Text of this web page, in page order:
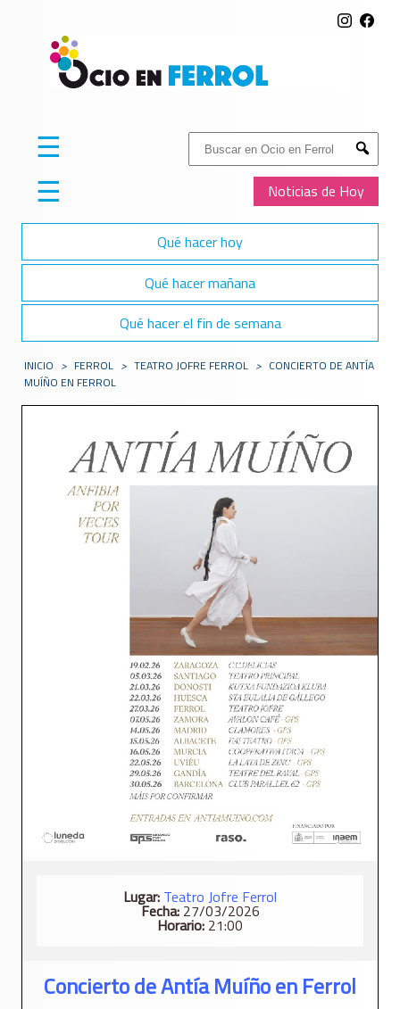
Buscar:
Submit
Noticias de Hoy
☰
☰
Qué hacer hoy
Qué hacer mañana
Qué hacer el fin de semana
INICIO > FERROL > TEATRO JOFRE FERROL > CONCIERTO DE ANTÍA
MUÍÑO EN FERROL
Lugar: Teatro Jofre Ferrol
Fecha:27/03/2026
Horario: 21:00
Concierto de Antía Muíño en Ferrol